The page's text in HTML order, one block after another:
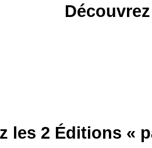
les 2 Éditions «